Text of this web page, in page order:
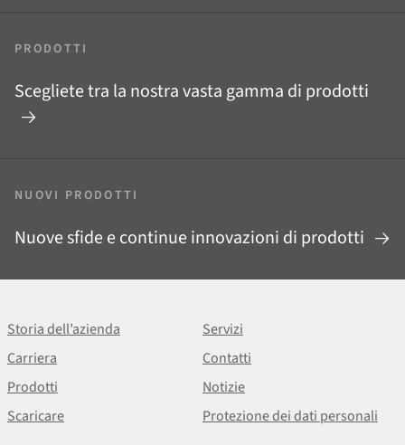
PRODOTTI
Scegliete tra la nostra vasta gamma di prodotti
NUOVI PRODOTTI
Nuove sfide e continue innovazioni di prodotti
Storia dell’azienda
Servizi
Carriera
Contatti
Prodotti
Notizie
Scaricare
Protezione dei dati personali